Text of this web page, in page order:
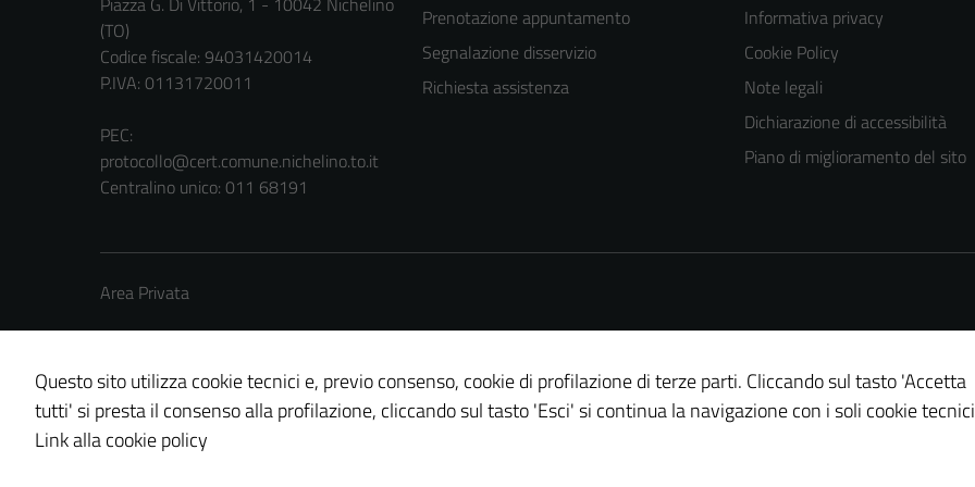
(TO)
Codice fiscale: 94031420014
P.IVA: 01131720011
PEC:
protocollo@cert.comune.nichelino.to.it
Centralino unico: 011 68191
Prenotazione appuntamento
Segnalazione disservizio
Richiesta assistenza
Informativa privacy
Cookie Policy
Note legali
Dichiarazione di accessibilità
Piano di miglioramento del sito
Area Privata
Credits: © Technical Design s.r.l.
Questo sito utilizza cookie tecnici e, previo consenso, cookie di profilazione di terze parti. Cliccando sul tasto 'Accetta
tutti' si presta il consenso alla profilazione, cliccando sul tasto 'Esci' si continua la navigazione con i soli cookie
Link alla cookie policy
sono necessari
del sito e non
essere
disabilitati.